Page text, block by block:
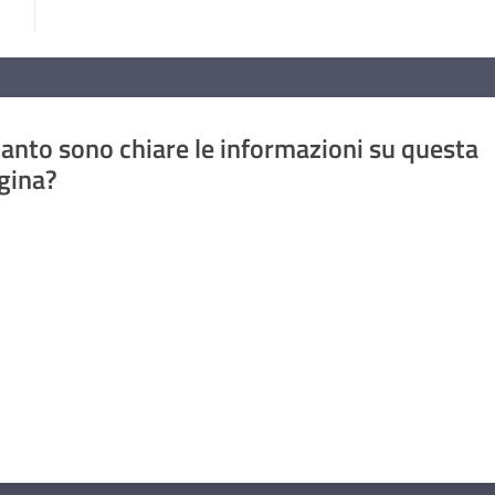
sono chiare le informazioni su questa